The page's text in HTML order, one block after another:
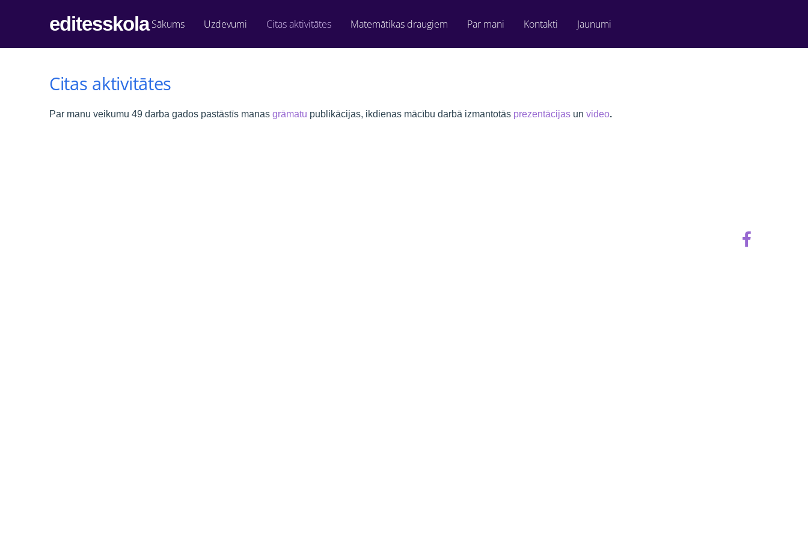
editesskola Sākums Uzdevumi Citas aktivitātes Matemātikas draugiem Par mani Kontakti Jaunumi
Citas aktivitātes
Par manu veikumu 49 darba gados pastāstīs manas grāmatu publikācijas, ikdienas mācību darbā izmantotās prezentācijas un video.